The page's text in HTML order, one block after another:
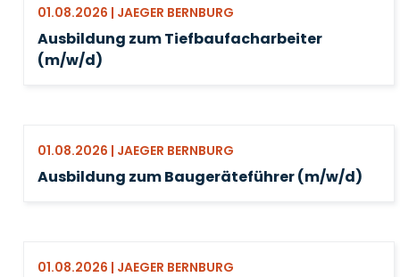
01.08.2026 | JAEGER BERNBURG
Ausbildung zum Tiefbaufacharbeiter
(m/w/d)
01.08.2026 | JAEGER BERNBURG
Ausbildung zum Baugeräteführer (m/w/d)
01.08.2026 | JAEGER BERNBURG